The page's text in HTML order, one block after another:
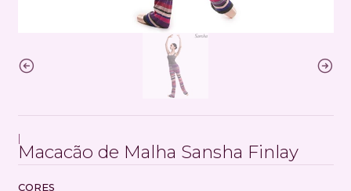
Macacão de Malha Sansha Finlay
CORES